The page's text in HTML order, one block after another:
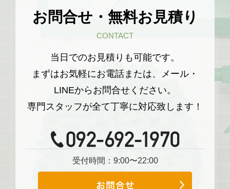
お問合せ・無料お見積り
CONTACT
当日でのお見積りも可能です。
まずはお気軽にお電話または、メール・
LINEからお問合せください。
専門スタッフが全て丁寧に対応致します！
受付時間：9:00〜22:00